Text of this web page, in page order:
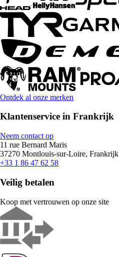
Ontdek al onze merken
Klantenservice in Frankrijk
Neem contact op
11 rue Bernard Maris
37270 Montlouis-sur-Loire, Frankrijk
+33 1 86 47 62 58
Veilig betalen
Koop met vertrouwen op onze site